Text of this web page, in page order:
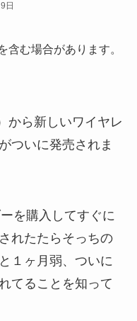
日
む場合があります。
から新しいワイヤレ
ついに発売されま
を購入してすぐに
れたたらそっちの
１ヶ月弱、ついに
てることを知って